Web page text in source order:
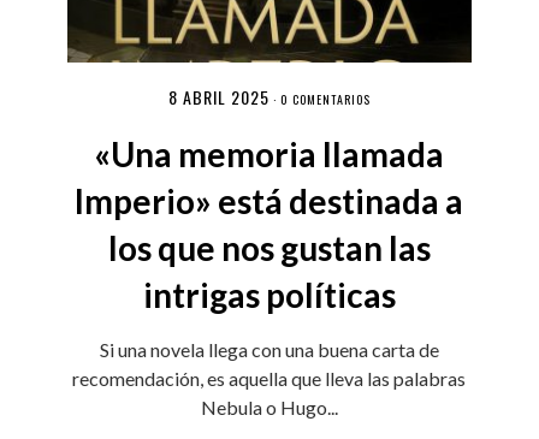
8 ABRIL 2025 · 0 COMENTARIOS
«Una memoria llamada
Imperio» está destinada a
los que nos gustan las
intrigas políticas
Si una novela llega con una buena carta de
recomendación, es aquella que lleva las palabras
Nebula o Hugo...